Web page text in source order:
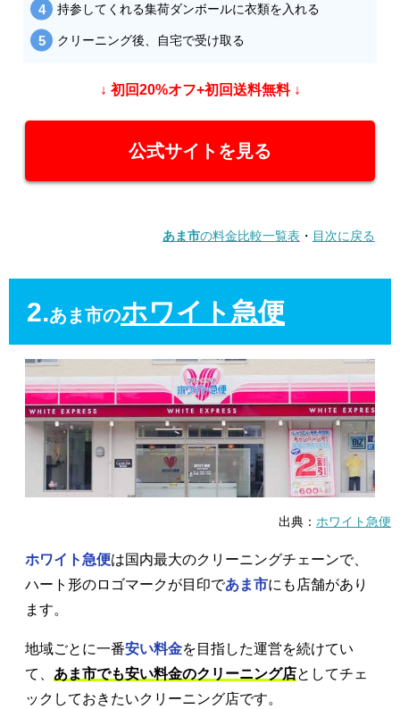
持参してくれる集荷ダンボールに衣類を入れる
クリーニング後、自宅で受け取る
↓ 初回20%オフ+初回送料無料 ↓
公式サイトを見る
あま市の料金比較一覧表 ・ 目次に戻る
2.あま市のホワイト急便
出典： ホワイト急便
ホワイト急便は国内最大のクリーニングチェーンで、
ハート形のロゴマークが目印であま市にも店舗があり
ます。
地域ごとに一番安い料金を目指した運営を続けてい
て、 あま市でも安い料金のクリーニング店としてチェ
ックしておきたいクリーニング店です。